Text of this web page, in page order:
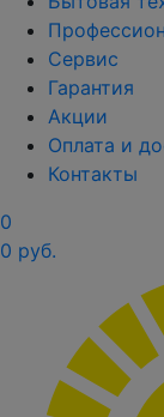
Сервис
Гарантия
Акции
Оплата и
Контакты
0
0 руб.